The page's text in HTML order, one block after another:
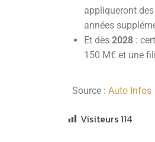
appliqueront
années
Et dès 2028 :
150 M€ et une
Source : Auto Infos
Visiteurs114